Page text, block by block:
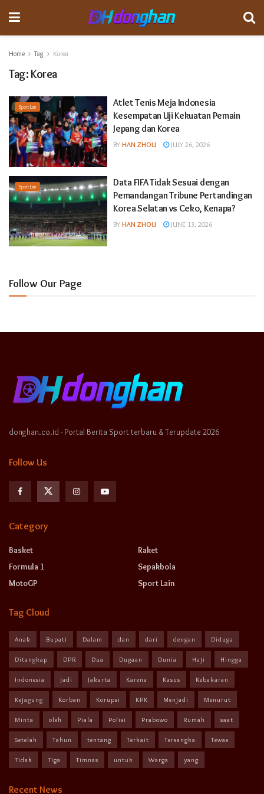
Home Tag Korea
Tag: Korea
Sport Lain
Atlet Tenis Meja Indonesia
Kesempatan Uji Kekuatan Pemain
Jepang dan Korea
BY HAN ZHOU JULY 26, 2026
Sport Lain
Data FIFA Tidak Sesuai dengan
Pemandangan Tribune Pertandingan
Korea Selatan vs Ceko, Kenapa?
BY HAN ZHOU JUNE 13, 2026
Follow Our Page
donghan.co.id - Portal Berita Sport terbaru & Terupdate 2026
Follow Us
Category
Basket
Formula 1
MotoGP
Raket
Sepakbola
Sport Lain
Tag Cloud
Anak Bupati Dalam dan dari dengan Diduga
Ditangkap DPR Dua Dugaan Dunia Haji Hingga
Indonesia Jadi Jakarta Karena Kasus Kebakaran
Kejagung Korban Korupsi KPK Menjadi Menurut
Minta oleh Piala Polisi Prabowo Rumah saat
Setelah Tahun tentang Terkait Tersangka Tewas
Tidak Tiga Timnas untuk Warga yang
Recent News